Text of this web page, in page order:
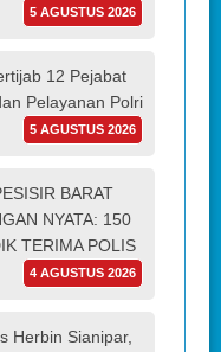
5 AGUSTUS 2026
12 Pejabat
Pelayanan Polri
5 AGUSTUS 2026
BARAT
NYATA: 150
TERIMA POLIS
4 AGUSTUS 2026
Herbin Sianipar,